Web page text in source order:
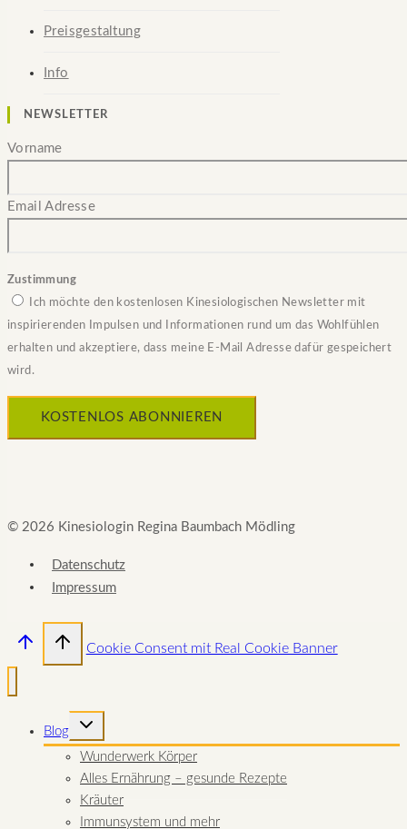
Preisgestaltung
Info
NEWSLETTER
Vorname
Email Adresse
Zustimmung
Ich möchte den kostenlosen Kinesiologischen Newsletter mit
inspirierenden Impulsen und Informationen rund um das Wohlfühlen
erhalten und akzeptiere, dass meine E-Mail Adresse dafür gespeichert
wird.
© 2026 Kinesiologin Regina Baumbach Mödling
Datenschutz
Impressum
Cookie Consent mit Real Cookie Banner
Blog
UNTERMENÜ
Wunderwerk Körper
Alles Ernährung – gesunde Rezepte
Kräuter
Immunsystem und mehr